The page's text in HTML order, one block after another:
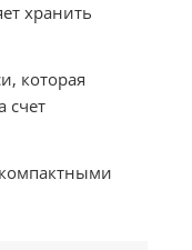
хранить
которая
счет